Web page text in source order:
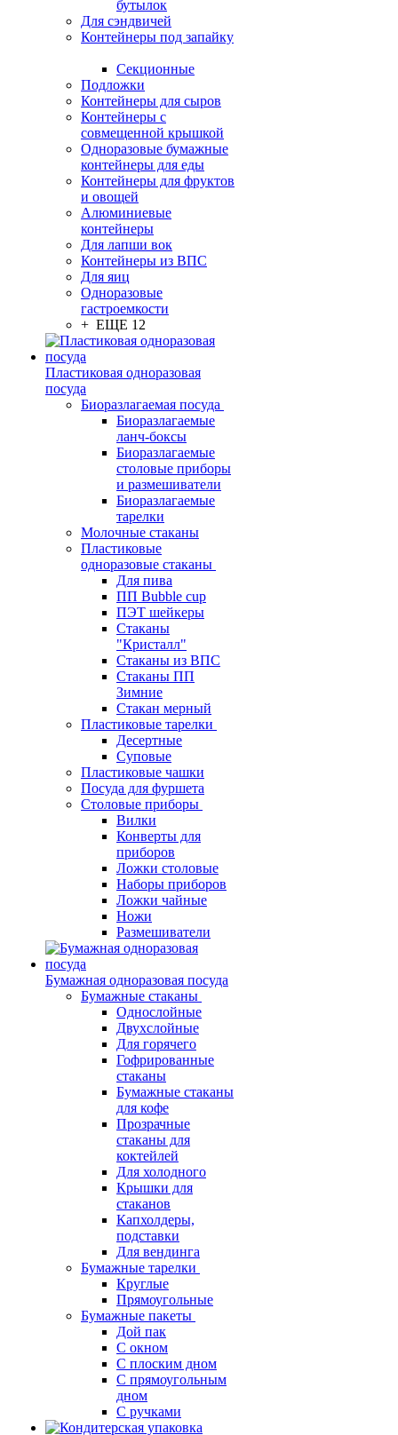
бутылок
Для сэндвичей
Контейнеры под запайку
Секционные
Подложки
Контейнеры для сыров
Контейнеры с
совмещенной крышкой
Одноразовые бумажные
контейнеры для еды
Контейнеры для фруктов
и овощей
Алюминиевые
контейнеры
Для лапши вок
Контейнеры из ВПС
Для яиц
Одноразовые
гастроемкости
+ ЕЩЕ 12
Пластиковая одноразовая
посуда
Биоразлагаемая посуда
Биоразлагаемые
ланч-боксы
Биоразлагаемые
столовые приборы
и размешиватели
Биоразлагаемые
тарелки
Молочные стаканы
Пластиковые
одноразовые стаканы
Для пива
ПП Bubble cup
ПЭТ шейкеры
Стаканы
"Кристалл"
Стаканы из ВПС
Стаканы ПП
Зимние
Стакан мерный
Пластиковые тарелки
Десертные
Суповые
Пластиковые чашки
Посуда для фуршета
Столовые приборы
Вилки
Конверты для
приборов
Ложки столовые
Наборы приборов
Ложки чайные
Ножи
Размешиватели
Бумажная одноразовая посуда
Бумажные стаканы
Однослойные
Двухслойные
Для горячего
Гофрированные
стаканы
Бумажные стаканы
для кофе
Прозрачные
стаканы для
коктейлей
Для холодного
Крышки для
стаканов
Капхолдеры,
подставки
Для вендинга
Бумажные тарелки
Круглые
Прямоугольные
Бумажные пакеты
Дой пак
С окном
С плоским дном
С прямоугольным
дном
С ручками